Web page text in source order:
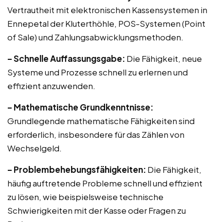
Vertrautheit mit elektronischen Kassensystemen in
Ennepetal der Kluterthöhle, POS-Systemen (Point
of Sale) und Zahlungsabwicklungsmethoden.
– Schnelle Auffassungsgabe: Die Fähigkeit, neue
Systeme und Prozesse schnell zu erlernen und
effizient anzuwenden.
– Mathematische Grundkenntnisse:
Grundlegende mathematische Fähigkeiten sind
erforderlich, insbesondere für das Zählen von
Wechselgeld.
– Problembehebungsfähigkeiten: Die Fähigkeit,
häufig auftretende Probleme schnell und effizient
zu lösen, wie beispielsweise technische
Schwierigkeiten mit der Kasse oder Fragen zu